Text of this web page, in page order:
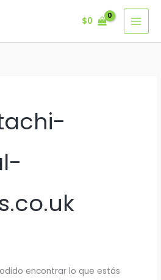
$0
encontrar lo que estás